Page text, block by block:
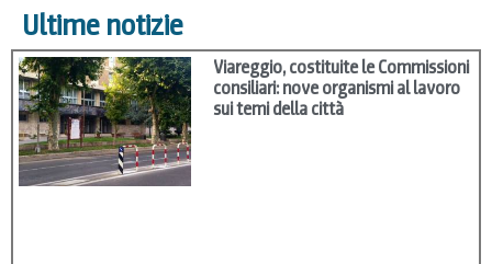
Ultime notizie
Viareggio, costituite le Commissioni
consiliari: nove organismi al lavoro
sui temi della città